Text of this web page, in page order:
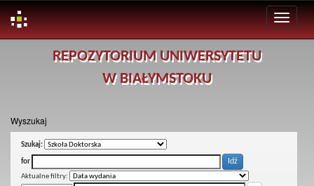
REPOZYTORIUM UNIWERSYTETU
W BIAŁYMSTOKU
Wyszukaj
Szukaj:
for
Aktualne filtry: